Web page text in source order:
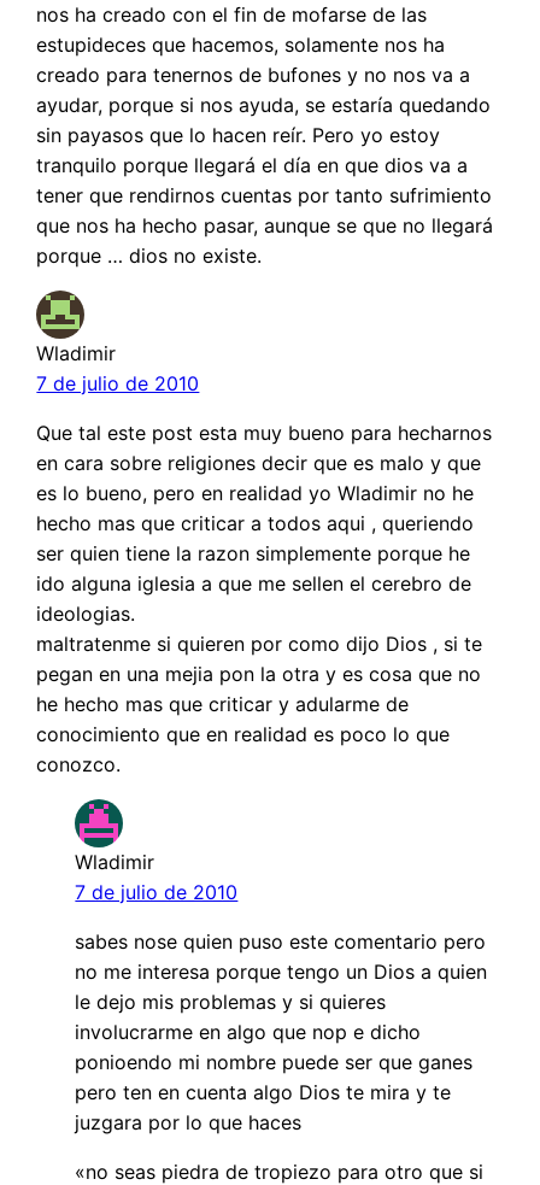
nos ha creado con el fin de mofarse de las
estupideces que hacemos, solamente nos ha
creado para tenernos de bufones y no nos va a
ayudar, porque si nos ayuda, se estaría quedando
sin payasos que lo hacen reír. Pero yo estoy
tranquilo porque llegará el día en que dios va a
tener que rendirnos cuentas por tanto sufrimiento
que nos ha hecho pasar, aunque se que no llegará
porque … dios no existe.
Wladimir
7 de julio de 2010
Que tal este post esta muy bueno para hecharnos
en cara sobre religiones decir que es malo y que
es lo bueno, pero en realidad yo Wladimir no he
hecho mas que criticar a todos aqui , queriendo
ser quien tiene la razon simplemente porque he
ido alguna iglesia a que me sellen el cerebro de
ideologias.
maltratenme si quieren por como dijo Dios , si te
pegan en una mejia pon la otra y es cosa que no
he hecho mas que criticar y adularme de
conocimiento que en realidad es poco lo que
conozco.
Wladimir
7 de julio de 2010
sabes nose quien puso este comentario pero
no me interesa porque tengo un Dios a quien
le dejo mis problemas y si quieres
involucrarme en algo que nop e dicho
ponioendo mi nombre puede ser que ganes
pero ten en cuenta algo Dios te mira y te
juzgara por lo que haces
«no seas piedra de tropiezo para otro que si